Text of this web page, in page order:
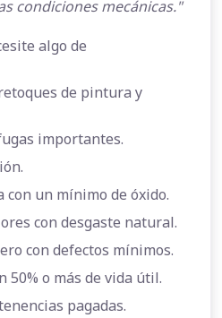
condiciones mecánicas."
algo de
de pintura y
importantes.
con un mínimo de óxido.
con desgaste natural.
con defectos mínimos.
50% o más de vida útil.
pagadas.